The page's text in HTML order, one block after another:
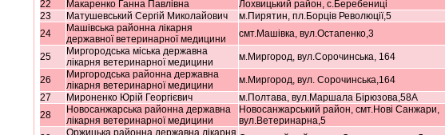
22
Макаренко Ганна Павлівна
Лохвицький район, с.Беребениці
23
Матушевський Сергій Миколайович
м.Пирятин, пл.Борців Революції,5
24
Машівська районна лікарня
державної ветеринарної медицини
смт.Машівка, вул.Остапенко,3
25
Миргородська міська державна
лікарня ветеринарної медицини
м.Миргород, вул.Сорочинська, 164
26
Миргородська районна державна
лікарня ветеринарної медицини
м.Миргород, вул. Сорочинська,164
27
Мироненко Юрій Георгієвич
м.Полтава, вул.Маршала Бірюзова,58А
28
Новосанжарська районна державна
лікарня ветеринарної медицини
Новосанжарський район, смт.Нові Санжари,
вул.Ветеринарна,5
Оржицька районна державна лікарня